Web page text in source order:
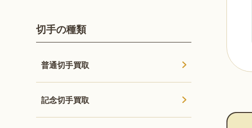
切手の種類
普通切手買取
記念切手買取